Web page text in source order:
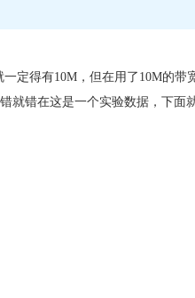
定得有10M，但在用了10M的带
就错在这是一个实验数据，下面